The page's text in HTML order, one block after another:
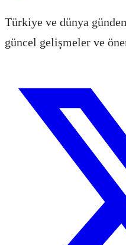
Türkiye ve dünya
güncel gelişmeler ve